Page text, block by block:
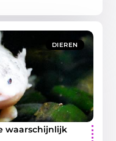
DIEREN
waarschijnlijk